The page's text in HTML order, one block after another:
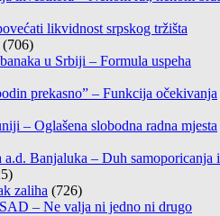
likvidnost srpskog tržišta
(706)
u Srbiji – Formula uspeha
prekasno” – Funkcija očekivanja
– Oglašena slobodna radna mjesta
Banjaluka – Duh samoporicanja i
zaliha (726)
– Ne valja ni jedno ni drugo